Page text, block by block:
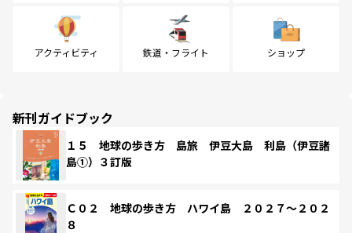
アクティビティ 鉄道・フライト ショップ
新刊ガイドブック
１５ 地球の歩き方 島旅 伊豆大島 利島（伊豆諸
島①）３訂版
Ｃ０２ 地球の歩き方 ハワイ島 ２０２７～２０２
８